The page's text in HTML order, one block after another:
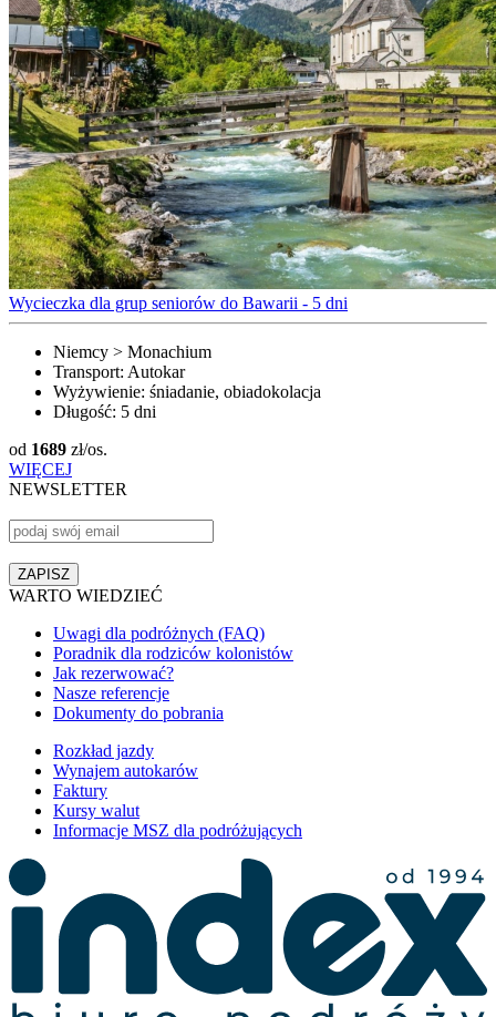
Wycieczka dla grup seniorów do Bawarii - 5 dni
Niemcy > Monachium
Transport: Autokar
Wyżywienie: śniadanie, obiadokolacja
Długość: 5 dni
od 1689 zł/os.
WIĘCEJ
NEWSLETTER
WARTO WIEDZIEĆ
Uwagi dla podróżnych (FAQ)
Poradnik dla rodziców kolonistów
Jak rezerwować?
Nasze referencje
Dokumenty do pobrania
Rozkład jazdy
Wynajem autokarów
Faktury
Kursy walut
Informacje MSZ dla podróżujących